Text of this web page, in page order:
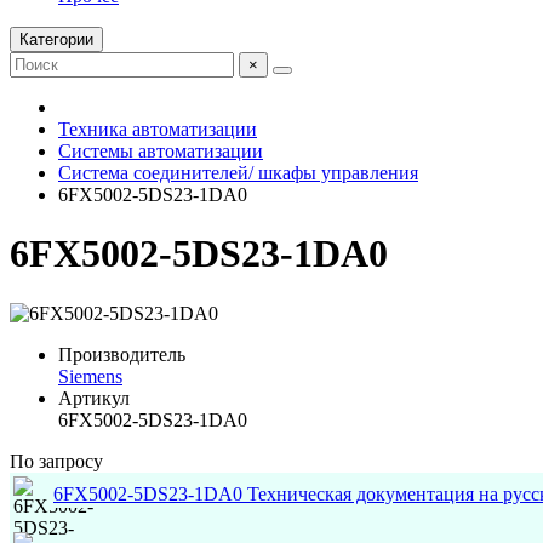
Категории
×
Техника автоматизации
Системы автоматизации
Система соединителей/ шкафы управления
6FX5002-5DS23-1DA0
6FX5002-5DS23-1DA0
Производитель
Siemens
Артикул
6FX5002-5DS23-1DA0
По запросу
6FX5002-5DS23-1DA0 Техническая документация на